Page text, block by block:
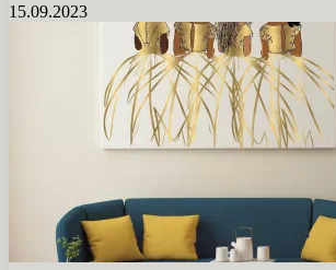
15.09.2023